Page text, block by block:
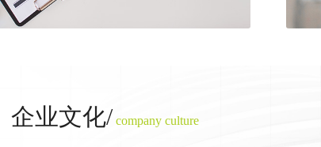
企业文化/ company culture